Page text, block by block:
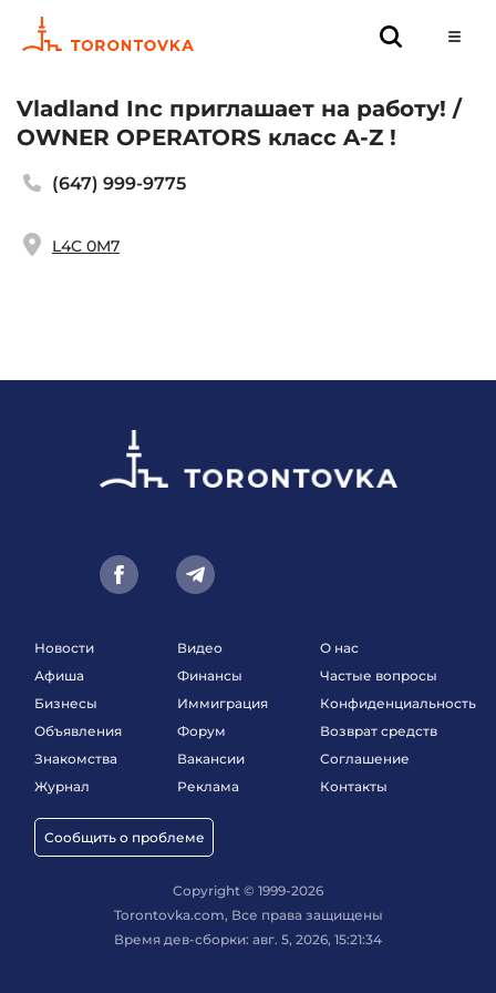
Vladland Inc приглашает на работу! /
OWNER OPERATORS класс A-Z !
(647) 999-9775
L4C 0M7
Новости
Афиша
Бизнесы
Объявления
Знакомства
Журнал
Сообщить о проблеме
Видео
Финансы
Иммиграция
Форум
Вакансии
Реклама
О нас
Частые вопросы
Конфиденциальность
Возврат средств
Соглашение
Контакты
Copyright © 1999-2026
Torontovka.com, Все права защищены
Время дев-сборки: авг. 5, 2026, 15:21:34